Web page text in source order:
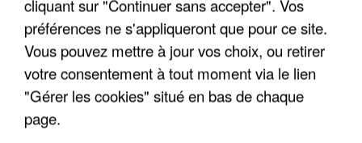
cliquant sur "Continuer sans accepter". Vos
préférences ne s'appliqueront que pour ce site.
Vous pouvez mettre à jour vos choix, ou retirer
votre consentement à tout moment via le lien
"Gérer les cookies" situé en bas de chaque
page.